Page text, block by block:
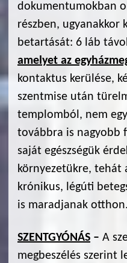
dokumentumokban
részben, ugyanakkor
betartását: 6 láb
amelyet az
kontaktus kerülése,
szentmise után
templomból, nem
továbbra is nagyobb
saját egészségük
környezetükre, tehát
krónikus, légúti
is maradjanak otthon.
SZENTGYÓNÁS – A
megbeszélés szerint